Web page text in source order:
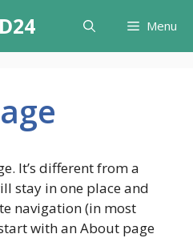
Menu
It’s different from a
stay in one place and
navigation (in most
with an About page